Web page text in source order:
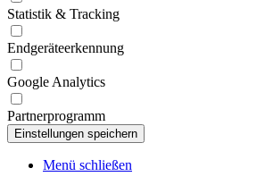
Statistik & Tracking
Endgeräteerkennung
Google Analytics
Partnerprogramm
Menü schließen